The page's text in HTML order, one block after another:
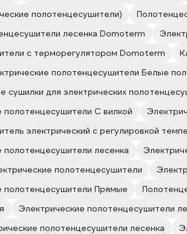
полотенцесушители)
лесенка Domoterm
с терморегулятором Domoterm
полотенцесушители Белые
сушилки для электрических
полотенцесушители С вилкой
электрический с регулировкой
полотенцесушители лесенка
полотенцесушители
полотенцесушители Прямые
Электрические полотенцесушители
полотенцесушители лесенка